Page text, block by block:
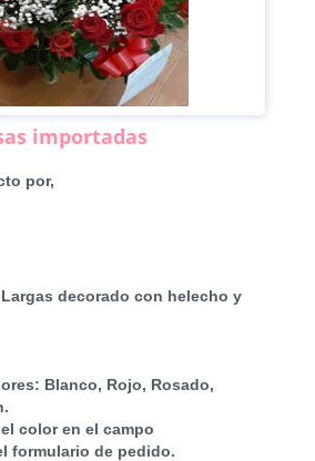
importadas
por,
decorado con helecho y
Blanco, Rojo, Rosado,
color en el campo
formulario de pedido.